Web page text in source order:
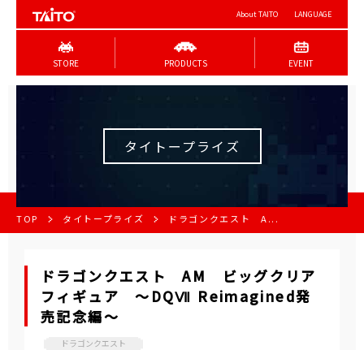
About TAITO LANGUAGE
STORE PRODUCTS EVENT
タイトープライズ
TOP タイトープライズ ドラゴンクエスト A...
ドラゴンクエスト AM ビッグクリア
フィギュア ～DQⅦ Reimagined発
売記念編～
ドラゴンクエスト